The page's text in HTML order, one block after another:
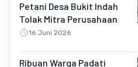
Petani Desa Bukit Indah
Tolak Mitra Perusahaan
16 Juni 2026
Ribuan Warga Padati